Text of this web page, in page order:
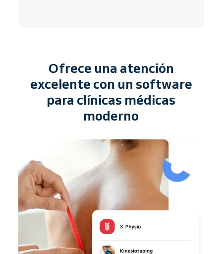
Ofrece una atención
excelente con un software
para clínicas médicas
moderno